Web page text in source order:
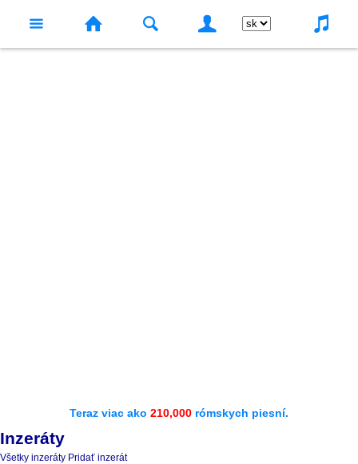
Teraz viac ako 210,000 rómskych piesní.
Inzeráty
Všetky inzeráty Pridať inzerát